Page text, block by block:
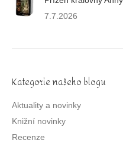
7.7.2026
Kategorie našeho blogu
Aktuality a novinky
Knižní novinky
Recenze